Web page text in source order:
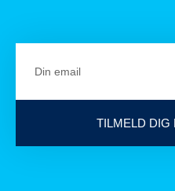
TILMELD DIG